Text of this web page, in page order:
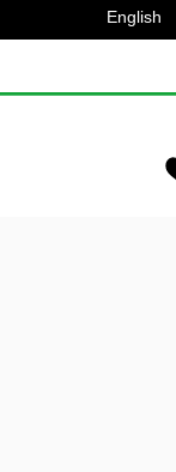
English